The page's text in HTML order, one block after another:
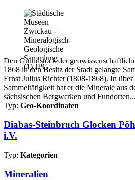
Den Grundstock der
1868 in den Besitz der Stadt gelangte
Ernst Julius Richter (1808-1868). In
Sammeltätigkeit hat er die Minerale aus
sächsischen Bergwerken und Fundorten...
Typ: Geo-Koordinaten
Diabas-Steinbruch Glocken
i.V.
Typ: Kategorien
Mineralien